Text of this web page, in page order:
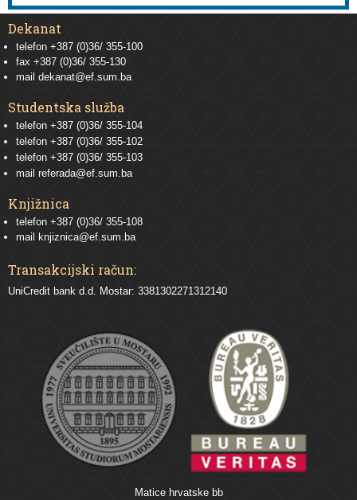
Dekanat
telefon +387 (0)36/ 355-100
fax +387 (0)36/ 355-130
mail dekanat@ef.sum.ba
Studentska služba
telefon +387 (0)36/ 355-104
telefon +387 (0)36/ 355-102
telefon +387 (0)36/ 355-103
mail referada@ef.sum.ba
Knjižnica
telefon +387 (0)36/ 355-108
mail
knjiznica@ef.sum.ba
Transakcijski račun:
UniCredit bank d.d. Mostar: 3381302271312140
Matice hrvatske bb